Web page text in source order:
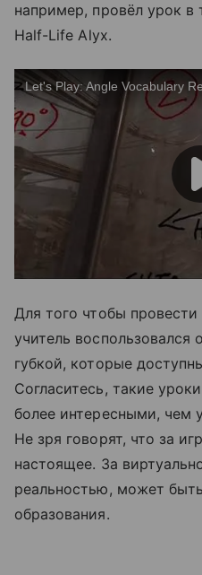
например, провёл урок
Half-Life Alyx.
Для того чтобы
учитель
губкой, которые
Согласитесь, такие
более интересными, чем
Не зря говорят, что за
настоящее. За
реальностью, может
образования.